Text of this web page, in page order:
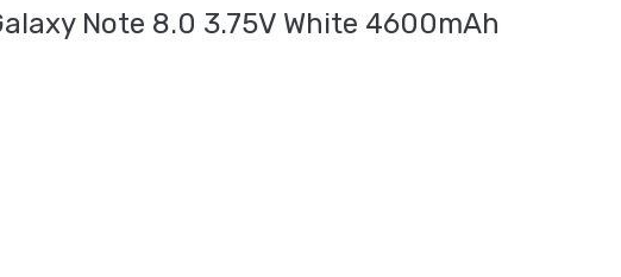
Note 8.0 3.75V White 4600mAh